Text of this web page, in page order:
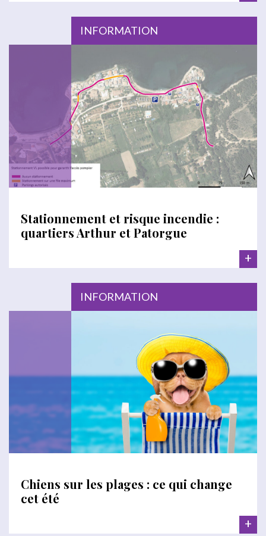
INFORMATION
Stationnement et risque incendie :
quartiers Arthur et Patorgue
+
INFORMATION
Chiens sur les plages : ce qui change
cet été
+